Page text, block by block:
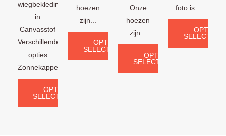
wiegbekleding
in
Canvasstof
Verschillende
opties
Zonnekappen:...
OPTIES
SELECTEREN
hoezen
zijn...
OPTIES
SELECTEREN
Onze
hoezen
zijn...
OPTIES
SELECTEREN
foto is...
OPTIES